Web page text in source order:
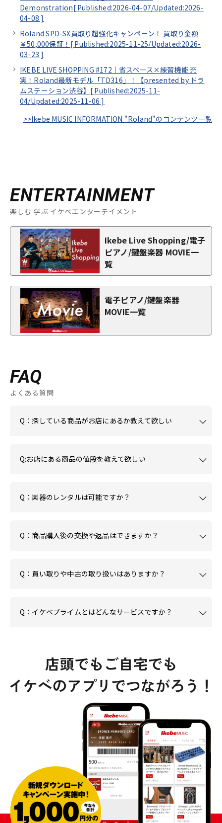
Demonstration[ Published:2026-04-07/Updated:2026-
04-08 ]
Roland SPD-SX買取り超強化キャンペーン！ 買取り金額
￥50,000保証！[ Published:2025-11-25/Updated:2026-
03-23 ]
IKEBE LIVE SHOPPING #172｜省スペース×練習機能 充
実！Roland最新モデル「TD316」！【presented by ドラ
ムステーション渋谷】[ Published:2025-11-
04/Updated:2025-11-06 ]
>>Ikebe MUSIC INFORMATION "Roland"のコンテンツ一覧
ENTERTAINMENT
楽しむ 学ぶ イケベエンターテイメント
Ikebe Live Shopping/電子
ピアノ/鍵盤楽器 MOVIE一
覧
電子ピアノ/鍵盤楽器
MOVIE一覧
FAQ
よくある質問
Q：探している商品がお店にあるか教えて欲しい
Q:お店にある商品の値段を教えて欲しい
Q：楽器のレンタルは可能ですか？
Q：商品購入後の交換や返品はできますか？
Q：買い取りや中古の取り扱いはありますか？
Q：イケベプライムとはどんなサービスですか？